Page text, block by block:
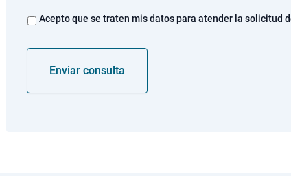
v
o
o
A
e
Acepto que se traten mis datos para atender la solicitud